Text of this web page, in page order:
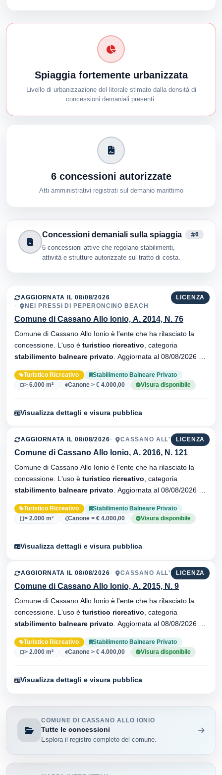
Spiaggia fortemente urbanizzata
Livello di urbanizzazione del litorale stimato dalla densità di
concessioni demaniali presenti.
6 concessioni autorizzate
Atti amministrativi registrati sul demanio marittimo
Concessioni demaniali sulla spiaggia
6 concessioni attive che regolano stabilimenti,
attività e strutture autorizzate sul tratto di costa.
6
LICENZA
AGGIORNATA IL 08/08/2026
NEI PRESSI DI PEPERONCINO BEACH
Comune di Cassano Allo Ionio, A. 2014, N. 76
Comune di Cassano Allo Ionio è l'ente che ha rilasciato la
concessione. L'uso è turistico ricreativo , categoria
stabilimento balneare privato
Turistico Ricreativo
Stabilimento Balneare Privato
> 6.000 m²
Canone > € 4.000,00 Visura disponibile
Visualizza dettagli e visura pubblica
LICENZA
AGGIORNATA IL 08/08/2026 CASSANO ALL'IONIO
Comune di Cassano Allo Ionio, A. 2016, N. 121
Comune di Cassano Allo Ionio è l'ente che ha rilasciato la
concessione. L'uso è turistico ricreativo , categoria
stabilimento balneare privato
Turistico Ricreativo
Stabilimento Balneare Privato
> 2.000 m²
Canone > € 4.000,00 Visura disponibile
Visualizza dettagli e visura pubblica
LICENZA
AGGIORNATA IL 08/08/2026 CASSANO ALL'IONIO
Comune di Cassano Allo Ionio, A. 2015, N. 9
Comune di Cassano Allo Ionio è l'ente che ha rilasciato la
concessione. L'uso è turistico ricreativo , categoria
stabilimento balneare privato
Turistico Ricreativo
Stabilimento Balneare Privato
> 2.000 m²
Canone > € 4.000,00 Visura disponibile
Visualizza dettagli e visura pubblica
COMUNE DI CASSANO ALLO IONIO
Tutte le concessioni
Esplora il registro completo del comune.